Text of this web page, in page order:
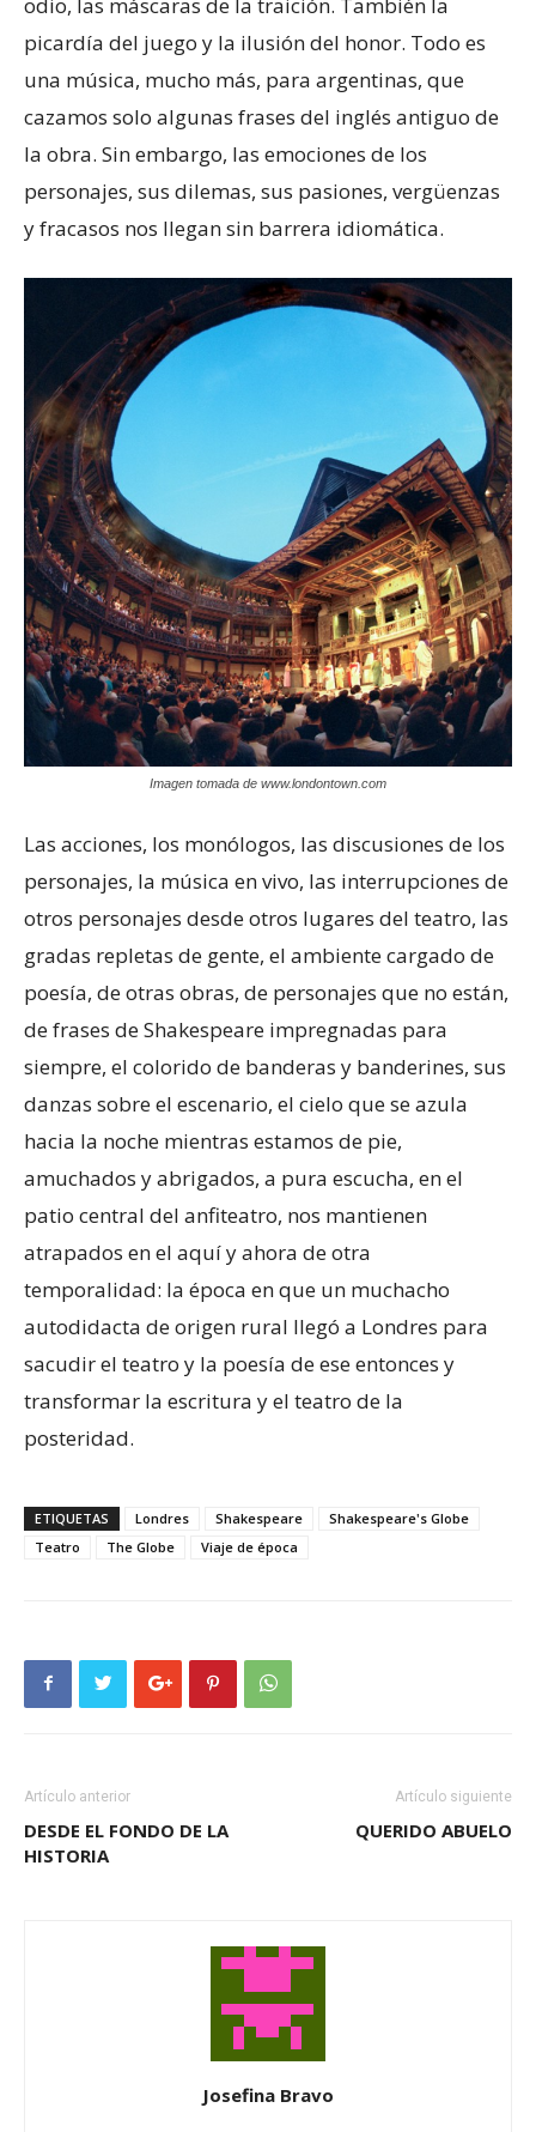
picardía del juego y la ilusión del honor. Todo es
una música, mucho más, para argentinas, que
cazamos solo algunas frases del inglés antiguo de
la obra. Sin embargo, las emociones de los
personajes, sus dilemas, sus pasiones, vergüenzas
y fracasos nos llegan sin barrera idiomática.
Imagen tomada de www.londontown.com
Las acciones, los monólogos, las discusiones de los
personajes, la música en vivo, las interrupciones de
otros personajes desde otros lugares del teatro, las
gradas repletas de gente, el ambiente cargado de
poesía, de otras obras, de personajes que no están,
de frases de Shakespeare impregnadas para
siempre, el colorido de banderas y banderines, sus
danzas sobre el escenario, el cielo que se azula
hacia la noche mientras estamos de pie,
amuchados y abrigados, a pura escucha, en el
patio central del anfiteatro, nos mantienen
atrapados en el aquí y ahora de otra
temporalidad: la época en que un muchacho
autodidacta de origen rural llegó a Londres para
sacudir el teatro y la poesía de ese entonces y
transformar la escritura y el teatro de la
posteridad.
ETIQUETAS Londres Shakespeare
Shakespeare's Globe
Teatro
The Globe Viaje de época
Artículo anterior
DESDE EL FONDO DE LA
HISTORIA
Artículo siguiente
QUERIDO ABUELO
Josefina Bravo